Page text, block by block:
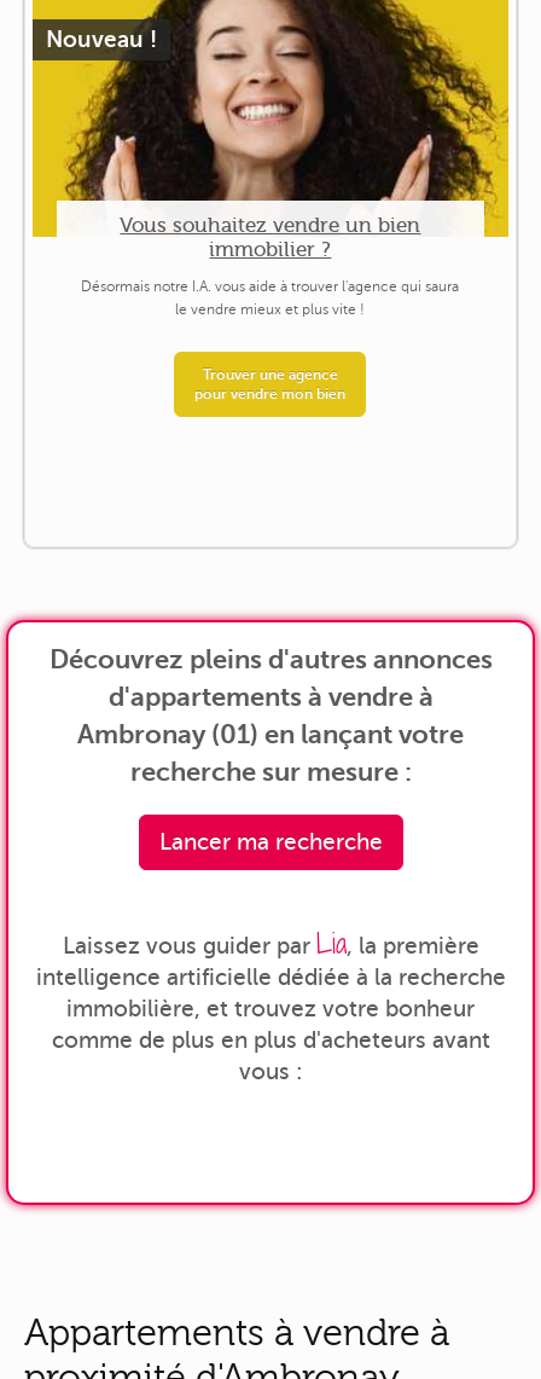
Nouveau !
Vous souhaitez vendre un bien
immobilier ?
Désormais notre I.A. vous aide à trouver l'agence qui saura
le vendre mieux et plus vite !
Trouver une agence
pour vendre mon bien
Découvrez pleins d'autres annonces
d'appartements à vendre à
Ambronay (01) en lançant votre
recherche sur mesure :
Lancer ma recherche
Laissez vous guider par Lia, la première
intelligence artificielle dédiée à la recherche
immobilière, et trouvez votre bonheur
comme de plus en plus d'acheteurs avant
vous :
Appartements à vendre à